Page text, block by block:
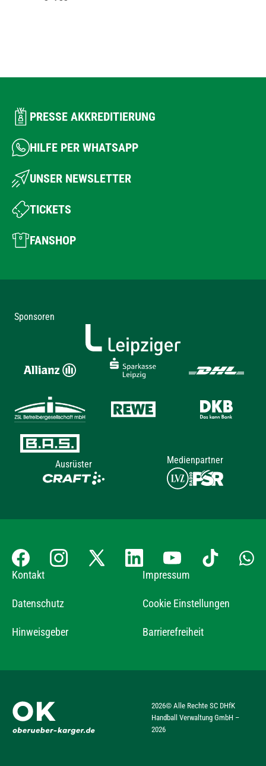
PRESSE AKKREDITIERUNG
HILFE PER WHATSAPP
UNSER NEWSLETTER
TICKETS
FANSHOP
Sponsoren
Ausrüster Medienpartner
Kontakt Impressum
Datenschutz Cookie Einstellungen
Hinweisgeber Barrierefreiheit
2026© Alle Rechte SC DHfK
Handball Verwaltung GmbH –
2026